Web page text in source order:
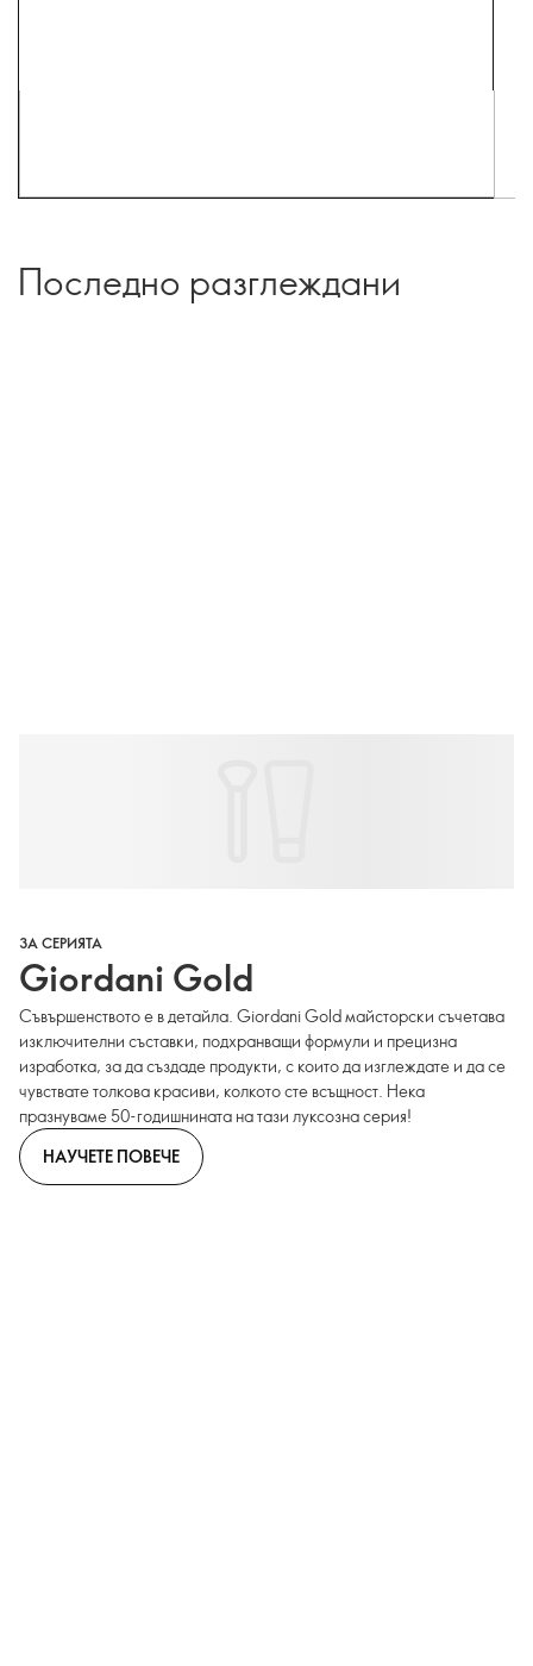
Последно разглеждани
ЗА СЕРИЯТА
Giordani Gold
Съвършенството е в детайла. Giordani Gold майсторски съчетава
изключителни съставки, подхранващи формули и прецизна
изработка, за да създаде продукти, с които да изглеждате и да се
чувствате толкова красиви, колкото сте всъщност. Нека
празнуваме 50-годишнината на тази луксозна серия!
НАУЧЕТЕ ПОВЕЧЕ